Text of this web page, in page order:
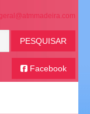
PESQUISAR
Facebook